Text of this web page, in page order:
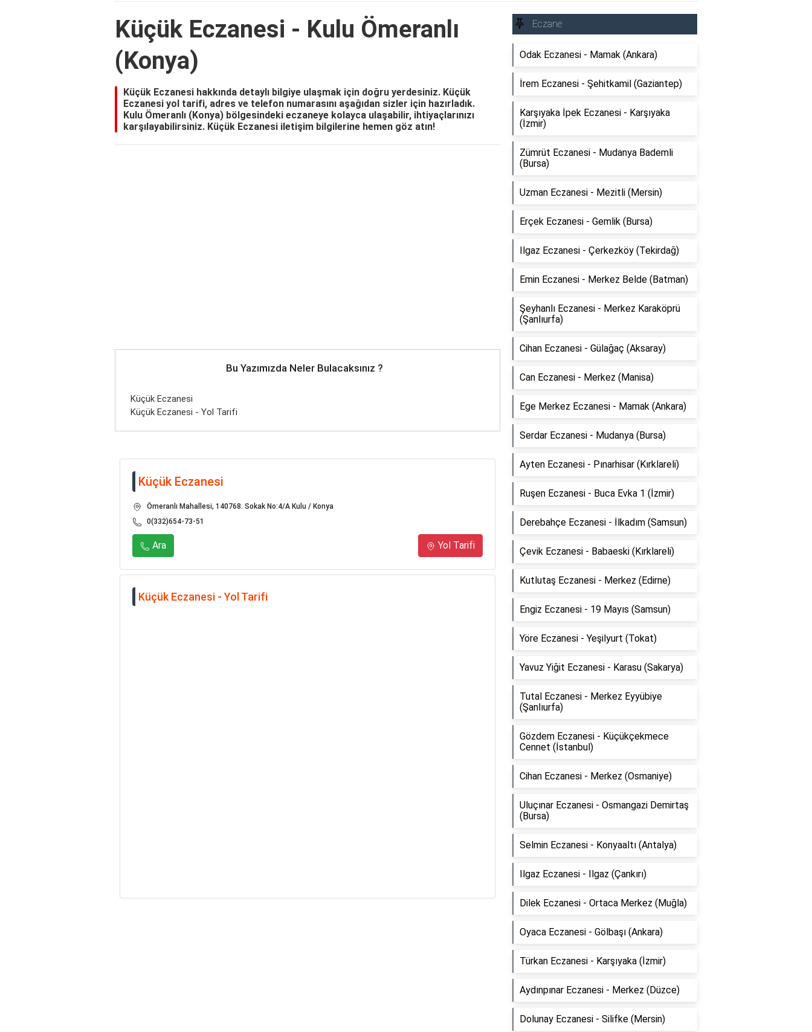
Küçük Eczanesi - Kulu Ömeranlı
(Konya)
Küçük Eczanesi hakkında detaylı bilgiye ulaşmak için doğru yerdesiniz. Küçük
Eczanesi yol tarifi, adres ve telefon numarasını aşağıdan sizler için hazırladık.
Kulu Ömeranlı (Konya) bölgesindeki eczaneye kolayca ulaşabilir, ihtiyaçlarınızı
karşılayabilirsiniz. Küçük Eczanesi iletişim bilgilerine hemen göz atın!
Bu Yazımızda Neler Bulacaksınız ?
Küçük Eczanesi
Küçük Eczanesi - Yol Tarifi
Küçük Eczanesi
Ömeranlı Mahallesi, 140768. Sokak No:4/A Kulu / Konya
0(332)654-73-51
Ara Yol Tarifi
Küçük Eczanesi - Yol Tarifi
Eczane
Odak Eczanesi - Mamak (Ankara)
İrem Eczanesi - Şehitkamil (Gaziantep)
Karşıyaka İpek Eczanesi - Karşıyaka
(İzmir)
Zümrüt Eczanesi - Mudanya Bademli
(Bursa)
Uzman Eczanesi - Mezitli (Mersin)
Erçek Eczanesi - Gemlik (Bursa)
Ilgaz Eczanesi - Çerkezköy (Tekirdağ)
Emin Eczanesi - Merkez Belde (Batman)
Şeyhanlı Eczanesi - Merkez Karaköprü
(Şanlıurfa)
Cihan Eczanesi - Gülağaç (Aksaray)
Can Eczanesi - Merkez (Manisa)
Ege Merkez Eczanesi - Mamak (Ankara)
Serdar Eczanesi - Mudanya (Bursa)
Ayten Eczanesi - Pınarhisar (Kırklareli)
Ruşen Eczanesi - Buca Evka 1 (İzmir)
Derebahçe Eczanesi - İlkadım (Samsun)
Çevik Eczanesi - Babaeski (Kırklareli)
Kutlutaş Eczanesi - Merkez (Edirne)
Engiz Eczanesi - 19 Mayıs (Samsun)
Yöre Eczanesi - Yeşilyurt (Tokat)
Yavuz Yiğit Eczanesi - Karasu (Sakarya)
Tutal Eczanesi - Merkez Eyyübiye
(Şanlıurfa)
Gözdem Eczanesi - Küçükçekmece
Cennet (İstanbul)
Cihan Eczanesi - Merkez (Osmaniye)
Uluçınar Eczanesi - Osmangazi Demirtaş
(Bursa)
Selmin Eczanesi - Konyaaltı (Antalya)
Ilgaz Eczanesi - Ilgaz (Çankırı)
Dilek Eczanesi - Ortaca Merkez (Muğla)
Oyaca Eczanesi - Gölbaşı (Ankara)
Türkan Eczanesi - Karşıyaka (İzmir)
Aydınpınar Eczanesi - Merkez (Düzce)
Dolunay Eczanesi - Silifke (Mersin)